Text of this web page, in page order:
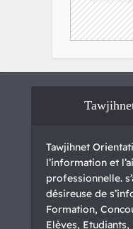
Tawjihnet
l’information et
professionnelle.
désireuse de
Formation,
Elèves,